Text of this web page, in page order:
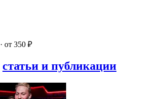
от 350 ₽
статьи и публикации